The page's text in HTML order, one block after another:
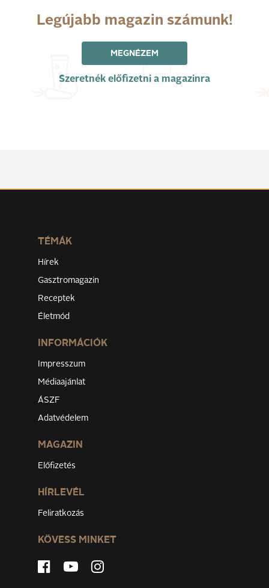
Legújabb magazin számunk!
MEGNÉZEM
Szeretnék előfizetni a magazinra
TÉMÁK
Hírek
Gasztromagazin
Receptek
Életmód
INFORMÁCIÓK
Impresszum
Médiaajánlat
ÁSZF
Adatvédelem
MAGAZIN
Előfizetés
HÍRLEVÉL
Feliratkozás
KÖVESS MINKET